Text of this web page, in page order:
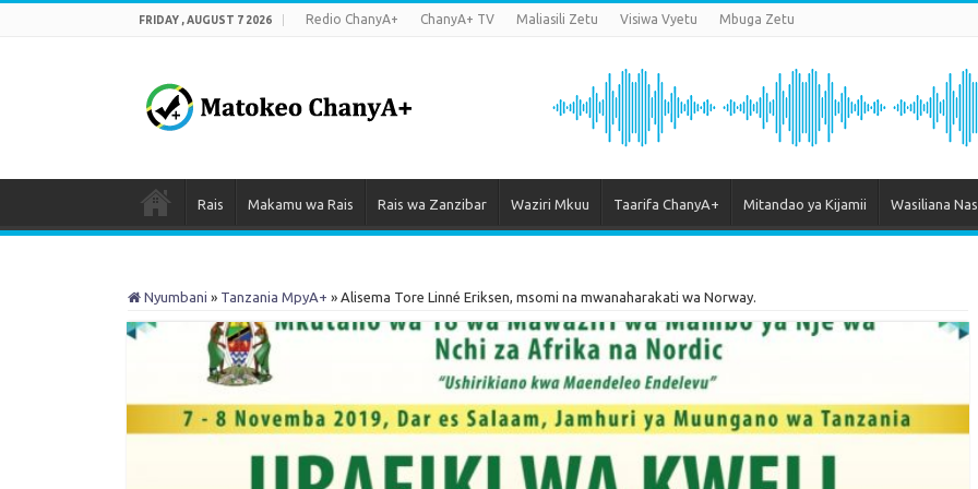
FRIDAY , AUGUST 7 2026 Redio ChanyA+ ChanyA+ TV Maliasili Zetu Visiwa Vyetu Mbuga Zetu
Rais Makamu wa Rais Rais wa Zanzibar Waziri Mkuu Taarifa ChanyA+ Mitandao ya Kijamii Wasiliana
Nyumbani » Tanzania MpyA+ » Alisema Tore Linné Eriksen, msomi na mwanaharakati wa Norway.